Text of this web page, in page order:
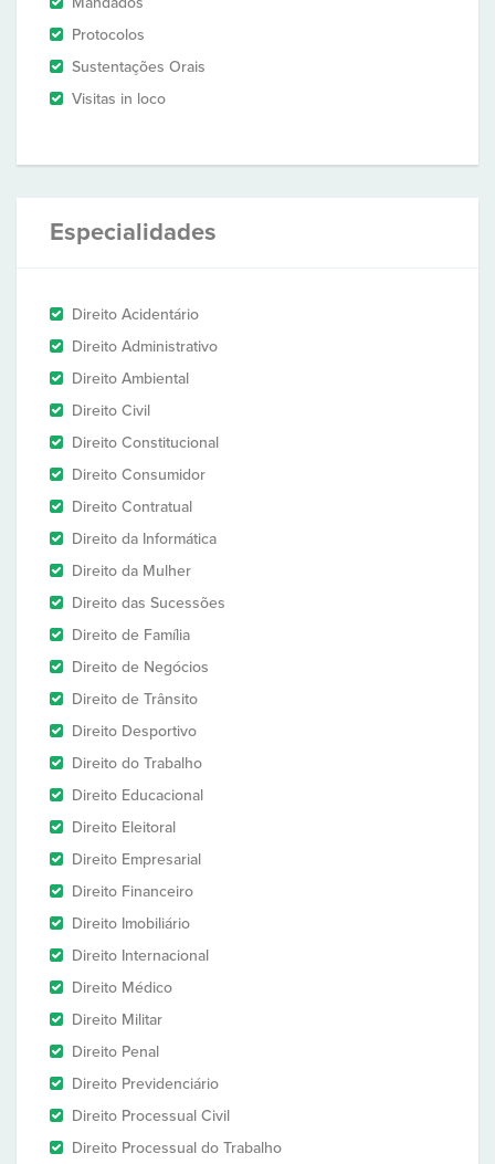
Protocolos
Sustentações Orais
Visitas in loco
Especialidades
Direito Acidentário
Direito Administrativo
Direito Ambiental
Direito Civil
Direito Constitucional
Direito Consumidor
Direito Contratual
Direito da Informática
Direito da Mulher
Direito das Sucessões
Direito de Família
Direito de Negócios
Direito de Trânsito
Direito Desportivo
Direito do Trabalho
Direito Educacional
Direito Eleitoral
Direito Empresarial
Direito Financeiro
Direito Imobiliário
Direito Internacional
Direito Médico
Direito Militar
Direito Penal
Direito Previdenciário
Direito Processual Civil
Direito Processual do Trabalho